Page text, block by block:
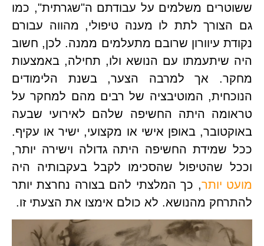
ששוטרים משלמים על עבודתם ה"שגרתית", כמו
גם הצורך לתת לו מענה טיפולי, מהווה עבורם
היה שיתעמתו עם הנושא ולו, תחילה, באמצעות
מחקר. אך למרבה הצער, בשנת הלימודים
הנוכחית, המוטיבציה של רבים מהם למחקר על
טראומה היתה החשיפה שלהם לאירועי שבעה
שהטיפול שהסכימו לקבל בעקבותיה היה
יותר
, כך המלצתי להם בצורה נחרצת יותר
מהנושא. לא כולם אימצו את הצעתי זו.